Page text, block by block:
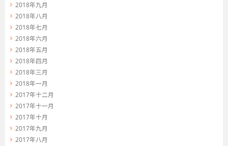
2018年九月
2018年八月
2018年七月
2018年六月
2018年五月
2018年四月
2018年三月
2018年一月
2017年十二月
2017年十一月
2017年十月
2017年九月
2017年八月